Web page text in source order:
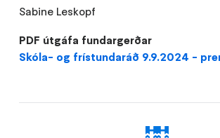
Sabine Leskopf
PDF útgáfa fundargerðar
Skóla- og frístundaráð 9.9.2024 -